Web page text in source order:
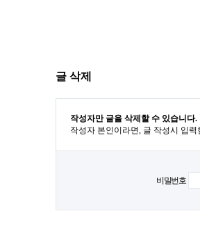
글 삭제
작성자만 글을 삭제할 수 있습니다.
작성자 본인이라면, 글 작성시 입
비밀번호